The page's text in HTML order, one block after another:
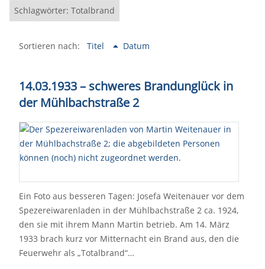
Schlagwörter: Totalbrand
Sortieren nach: Titel Datum
14.03.1933 – schweres Brandunglück in
der Mühlbachstraße 2
Ein Foto aus besseren Tagen: Josefa Weitenauer vor dem
Spezereiwarenladen in der Mühlbachstraße 2 ca. 1924,
den sie mit ihrem Mann Martin betrieb. Am 14. März
1933 brach kurz vor Mitternacht ein Brand aus, den die
Feuerwehr als „Totalbrand“…